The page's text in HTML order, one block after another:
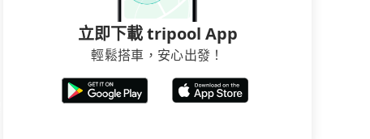
立即下載 tripool App
輕鬆搭車，安心出發！